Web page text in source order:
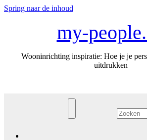
Spring naar de inhoud
my-
Wooninrichting inspiratie: Hoe je je
uitdrukken